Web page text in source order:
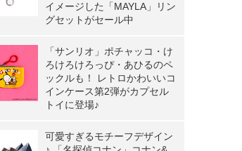
イメージした「MAYLA」リン
グセットがセール中
「サンリオ」ポチャッコ・け
ろけろけろっぴ・あひるのペ
ックルも！ レトロかわいいコ
インケース第2弾がカプセル
トイに登場♪
可愛すぎるモチーフデザイン